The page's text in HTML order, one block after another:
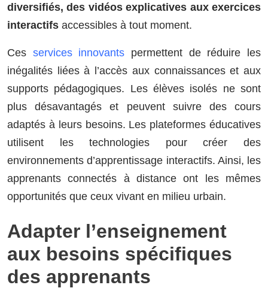
diversifiés, des vidéos explicatives aux exercices
interactifs accessibles à tout moment.
Ces services innovants permettent de réduire les
inégalités liées à l’accès aux connaissances et aux
supports pédagogiques. Les élèves isolés ne sont
plus désavantagés et peuvent suivre des cours
adaptés à leurs besoins. Les plateformes éducatives
utilisent les technologies pour créer des
environnements d’apprentissage interactifs. Ainsi, les
apprenants connectés à distance ont les mêmes
opportunités que ceux vivant en milieu urbain.
Adapter l’enseignement
aux besoins spécifiques
des apprenants